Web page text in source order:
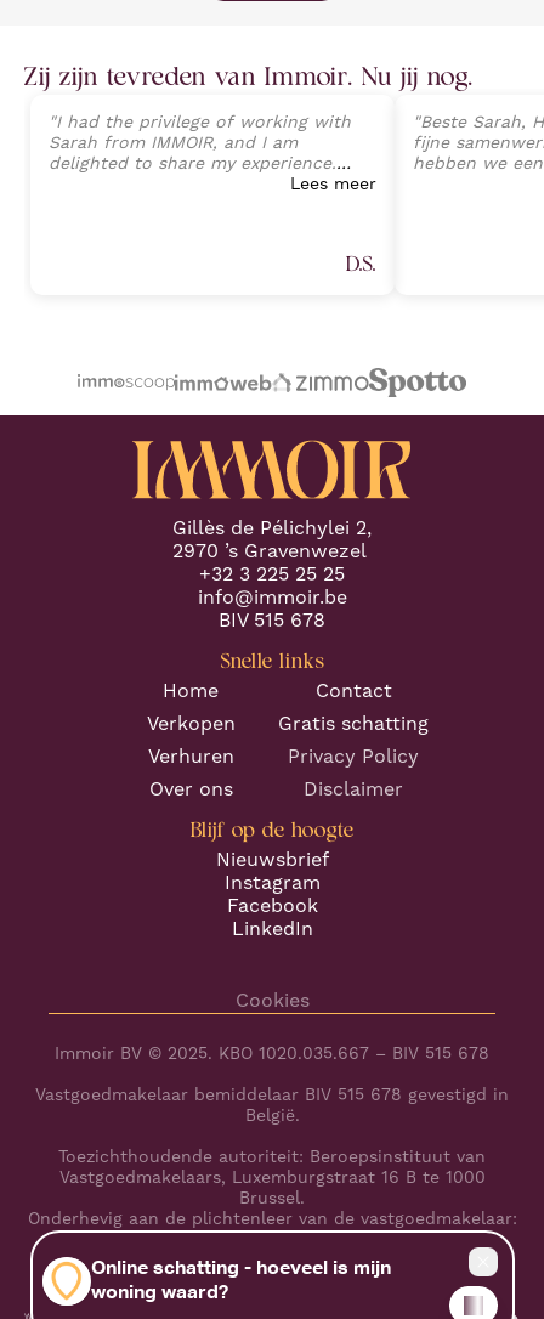
Zij zijn tevreden van Immoir. Nu jij nog.
"I had the privilege of working with
Sarah from IMMOIR, and I am
delighted to share my experience.
Sarah exhibited an exceptional level
Lees meer
D.S.
"Beste Sarah,
fijne
hebben we
Gillès de Pélichylei 2,
2970 ’s Gravenwezel
+32 3 225 25 25
info@immoir.be
BIV 515 678
Snelle links
Home
Contact
Verkopen
Gratis schatting
Verhuren
Privacy Policy
Over ons
Disclaimer
Blijf op de hoogte
Nieuwsbrief
Instagram
Facebook
LinkedIn
Cookies
Immoir BV © 2025. KBO 1020.035.667 – BIV 515 678
Vastgoedmakelaar bemiddelaar BIV 515 678 gevestigd in
België.
Toezichthoudende autoriteit: Beroepsinstituut van
Vastgoedmakelaars, Luxemburgstraat 16 B te 1000
Brussel.
Onderhevig aan de plichtenleer van de vastgoedmakelaar:
www.biv.be/plichtenleer
BA en borgstelling via NV AXA Belgium (polisnr.
730.390.160)